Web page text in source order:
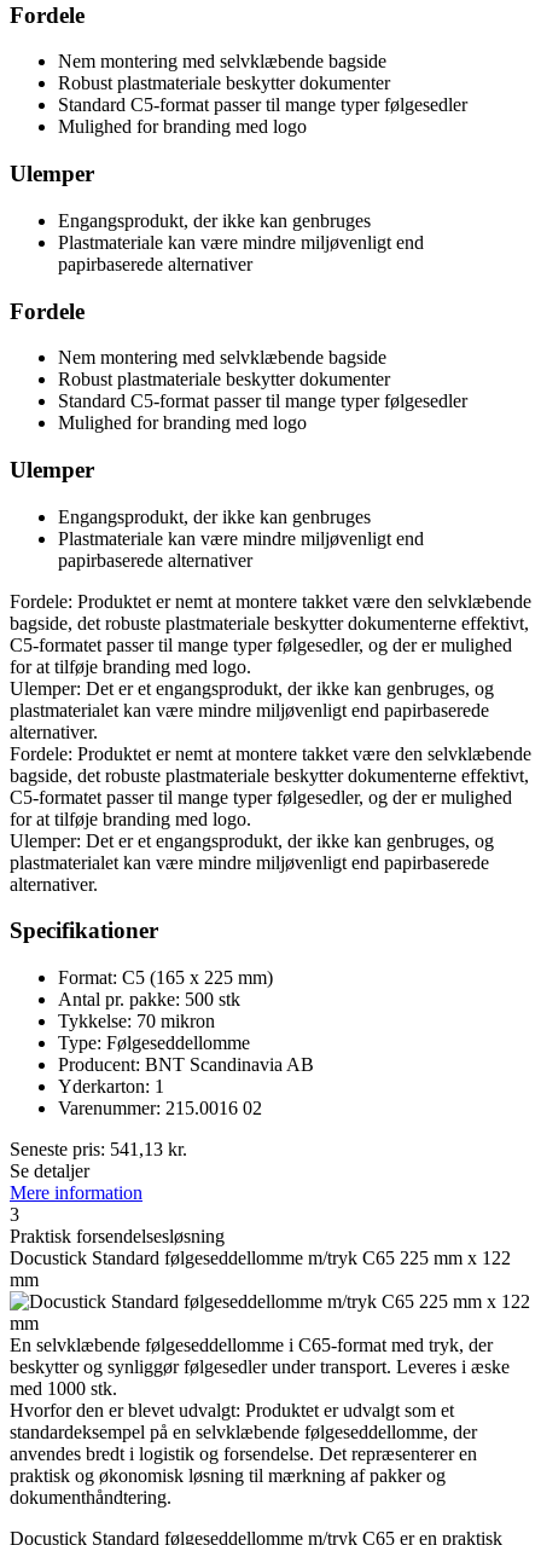
Fordele
Nem montering med selvklæbende bagside
Robust plastmateriale beskytter dokumenter
Standard C5-format passer til mange typer følgesedler
Mulighed for branding med logo
Ulemper
Engangsprodukt, der ikke kan genbruges
Plastmateriale kan være mindre miljøvenligt end
papirbaserede alternativer
Fordele
Nem montering med selvklæbende bagside
Robust plastmateriale beskytter dokumenter
Standard C5-format passer til mange typer følgesedler
Mulighed for branding med logo
Ulemper
Engangsprodukt, der ikke kan genbruges
Plastmateriale kan være mindre miljøvenligt end
papirbaserede alternativer
Fordele: Produktet er nemt at montere takket være den selvklæbende
bagside, det robuste plastmateriale beskytter dokumenterne effektivt,
C5-formatet passer til mange typer følgesedler, og der er mulighed
for at tilføje branding med logo.
Ulemper: Det er et engangsprodukt, der ikke kan genbruges, og
plastmaterialet kan være mindre miljøvenligt end papirbaserede
alternativer.
Fordele: Produktet er nemt at montere takket være den selvklæbende
bagside, det robuste plastmateriale beskytter dokumenterne effektivt,
C5-formatet passer til mange typer følgesedler, og der er mulighed
for at tilføje branding med logo.
Ulemper: Det er et engangsprodukt, der ikke kan genbruges, og
plastmaterialet kan være mindre miljøvenligt end papirbaserede
alternativer.
Specifikationer
Format: C5 (165 x 225 mm)
Antal pr. pakke: 500 stk
Tykkelse: 70 mikron
Type: Følgeseddellomme
Producent: BNT Scandinavia AB
Yderkarton: 1
Varenummer: 215.0016 02
Seneste pris: 541,13 kr.
Se detaljer
Mere information
3
Praktisk forsendelsesløsning
Docustick Standard følgeseddellomme m/tryk C65 225 mm x 122
mm
En selvklæbende følgeseddellomme i C65-format med tryk, der
beskytter og synliggør følgesedler under transport. Leveres i æske
med 1000 stk.
Hvorfor den er blevet udvalgt: Produktet er udvalgt som et
standardeksempel på en selvklæbende følgeseddellomme, der
anvendes bredt i logistik og forsendelse. Det repræsenterer en
praktisk og økonomisk løsning til mærkning af pakker og
dokumenthåndtering.
Docustick Standard følgeseddellomme m/tryk C65 er en praktisk